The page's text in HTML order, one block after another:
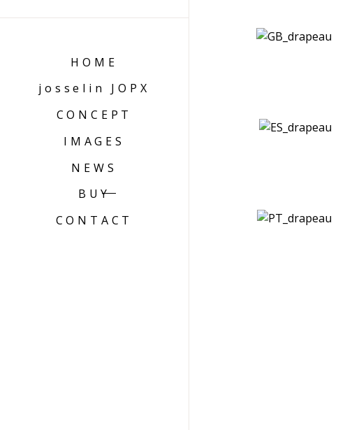
HOME
josselin JOPX
CONCEPT
IMAGES
NEWS
BUY
CONTACT